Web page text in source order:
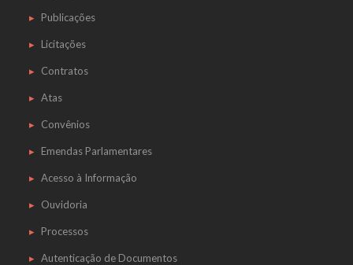
Publicações
Licitações
Contratos
Atas
Convênios
Emendas Parlamentares
Acesso à Informação
Ouvidoria
Processos
Autenticação de Documentos